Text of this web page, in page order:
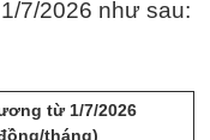
7/2026 như sau:
từ 1/7/2026
tháng)